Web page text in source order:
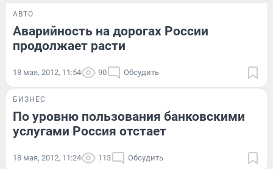
АВТО
Аварийность на дорогах России
продолжает расти
18 мая, 2012, 11:54 90 Обсудить
БИЗНЕС
По уровню пользования банковскими
услугами Россия отстает
18 мая, 2012, 11:24 113 Обсудить